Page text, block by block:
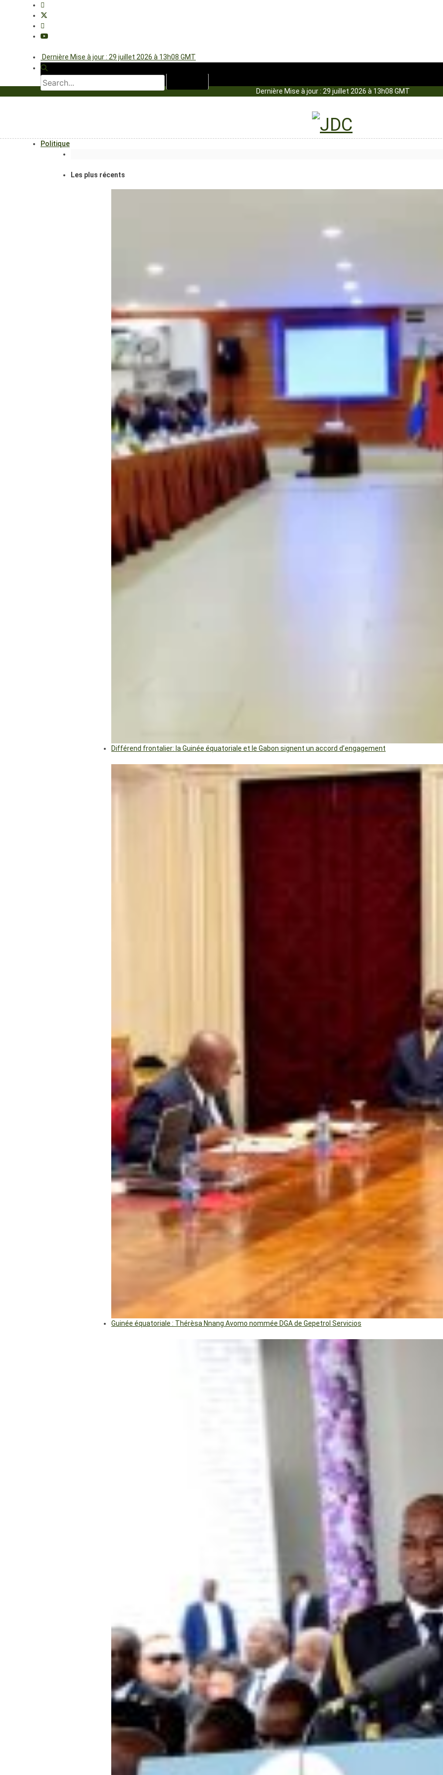
Dernière Mise à jour : 29 juillet 2026 à 13h08 GMT
Dernière Mise à jour : 29 juillet 2026 à 13h08 GMT
Politique
Les plus récents
Différend frontalier: la Guinée équatoriale et le Gabon signent un accord d’engagement
Guinée équatoriale : Thérèsa Nnang Avomo nommée DGA de Gepetrol Servicios